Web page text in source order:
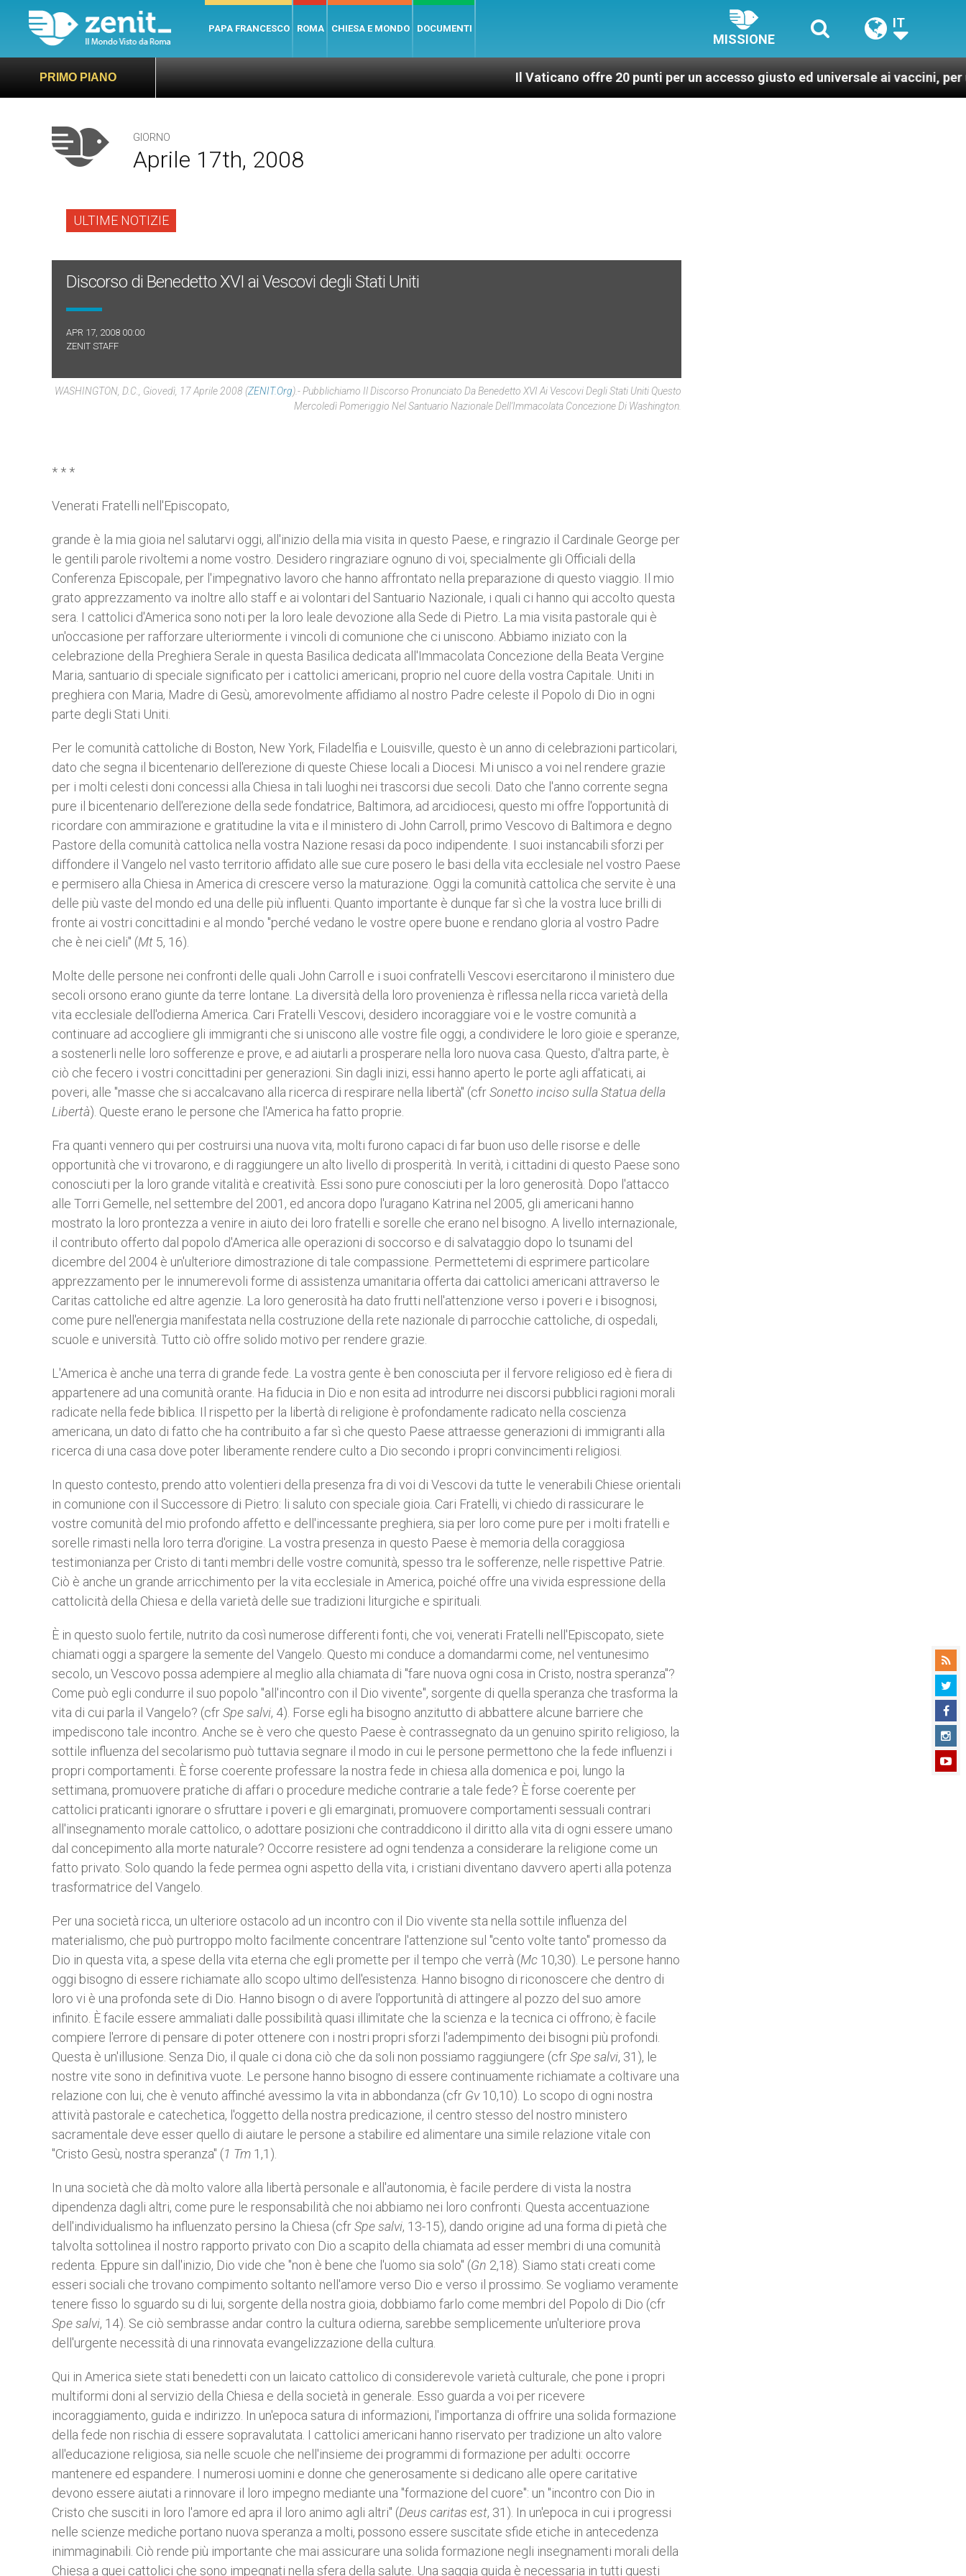
PAPA FRANCESCO ROMA CHIESA E MONDO DOCUMENTI
MISSIONE
IT
PRIMO PIANO Il Vaticano offre 20 punti per un accesso giusto ed universale ai vaccini, per un mondo
GIORNO
Aprile 17th, 2008
ULTIME NOTIZIE
Discorso di Benedetto XVI ai Vescovi degli Stati Uniti
APR 17, 2008 00:00
ZENIT STAFF
WASHINGTON, D.C., Giovedì, 17 Aprile 2008 (ZENIT.org).- Pubblichiamo Il Discorso Pronunciato Da Benedetto XVI Ai Vescovi Degli Stati Uniti Questo
Mercoledì Pomeriggio Nel Santuario Nazionale Dell'Immacolata Concezione Di Washington.
* * *
Venerati Fratelli nell'Episcopato,
grande è la mia gioia nel salutarvi oggi, all'inizio della mia visita in questo Paese, e ringrazio il Cardinale George per
le gentili parole rivoltemi a nome vostro. Desidero ringraziare ognuno di voi, specialmente gli Officiali della
Conferenza Episcopale, per l'impegnativo lavoro che hanno affrontato nella preparazione di questo viaggio. Il mio
grato apprezzamento va inoltre allo staff e ai volontari del Santuario Nazionale, i quali ci hanno qui accolto questa
sera. I cattolici d'America sono noti per la loro leale devozione alla Sede di Pietro. La mia visita pastorale qui è
un'occasione per rafforzare ulteriormente i vincoli di comunione che ci uniscono. Abbiamo iniziato con la
celebrazione della Preghiera Serale in questa Basilica dedicata all'Immacolata Concezione della Beata Vergine
Maria, santuario di speciale significato per i cattolici americani, proprio nel cuore della vostra Capitale. Uniti in
preghiera con Maria, Madre di Gesù, amorevolmente affidiamo al nostro Padre celeste il Popolo di Dio in ogni
parte degli Stati Uniti.
Per le comunità cattoliche di Boston, New York, Filadelfia e Louisville, questo è un anno di celebrazioni particolari,
dato che segna il bicentenario dell'erezione di queste Chiese locali a Diocesi. Mi unisco a voi nel rendere grazie
per i molti celesti doni concessi alla Chiesa in tali luoghi nei trascorsi due secoli. Dato che l'anno corrente segna
pure il bicentenario dell'erezione della sede fondatrice, Baltimora, ad arcidiocesi, questo mi offre l'opportunità di
ricordare con ammirazione e gratitudine la vita e il ministero di John Carroll, primo Vescovo di Baltimora e degno
Pastore della comunità cattolica nella vostra Nazione resasi da poco indipendente. I suoi instancabili sforzi per
diffondere il Vangelo nel vasto territorio affidato alle sue cure posero le basi della vita ecclesiale nel vostro Paese
e permisero alla Chiesa in America di crescere verso la maturazione. Oggi la comunità cattolica che servite è una
delle più vaste del mondo ed una delle più influenti. Quanto importante è dunque far sì che la vostra luce brilli di
fronte ai vostri concittadini e al mondo "perché vedano le vostre opere buone e rendano gloria al vostro Padre
che è nei cieli" (Mt 5, 16).
Molte delle persone nei confronti delle quali John Carroll e i suoi confratelli Vescovi esercitarono il ministero due
secoli orsono erano giunte da terre lontane. La diversità della loro provenienza è riflessa nella ricca varietà della
vita ecclesiale dell'odierna America. Cari Fratelli Vescovi, desidero incoraggiare voi e le vostre comunità a
continuare ad accogliere gli immigranti che si uniscono alle vostre file oggi, a condividere le loro gioie e speranze,
a sostenerli nelle loro sofferenze e prove, e ad aiutarli a prosperare nella loro nuova casa. Questo, d'altra parte, è
ciò che fecero i vostri concittadini per generazioni. Sin dagli inizi, essi hanno aperto le porte agli affaticati, ai
poveri, alle "masse che si accalcavano alla ricerca di respirare nella libertà" (cfrSonetto inciso sulla Statua della
Libertà). Queste erano le persone che l'America ha fatto proprie.
Fra quanti vennero qui per costruirsi una nuova vita, molti furono capaci di far buon uso delle risorse e delle
opportunità che vi trovarono, e di raggiungere un alto livello di prosperità. In verità, i cittadini di questo Paese sono
conosciuti per la loro grande vitalità e creatività. Essi sono pure conosciuti per la loro generosità. Dopo l'attacco
alle Torri Gemelle, nel settembre del 2001, ed ancora dopo l'uragano Katrina nel 2005, gli americani hanno
mostrato la loro prontezza a venire in aiuto dei loro fratelli e sorelle che erano nel bisogno. A livello internazionale,
il contributo offerto dal popolo d'America alle operazioni di soccorso e di salvataggio dopo lo tsunami del
dicembre del 2004 è un'ulteriore dimostrazione di tale compassione. Permettetemi di esprimere particolare
apprezzamento per le innumerevoli forme di assistenza umanitaria offerta dai cattolici americani attraverso le
Caritas cattoliche ed altre agenzie. La loro generosità ha dato frutti nell'attenzione verso i poveri e i bisognosi,
come pure nell'energia manifestata nella costruzione della rete nazionale di parrocchie cattoliche, di ospedali,
scuole e università. Tutto ciò offre solido motivo per rendere grazie.
L'America è anche una terra di grande fede. La vostra gente è ben conosciuta per il fervore religioso ed è fiera di
appartenere ad una comunità orante. Ha fiducia in Dio e non esita ad introdurre nei discorsi pubblici ragioni morali
radicate nella fede biblica. Il rispetto per la libertà di religione è profondamente radicato nella coscienza
americana, un dato di fatto che ha contribuito a far sì che questo Paese attraesse generazioni di immigranti alla
ricerca di una casa dove poter liberamente rendere culto a Dio secondo i propri convincimenti religiosi.
In questo contesto, prendo atto volentieri della presenza fra di voi di Vescovi da tutte le venerabili Chiese orientali
in comunione con il Successore di Pietro: li saluto con speciale gioia. Cari Fratelli, vi chiedo di rassicurare le
vostre comunità del mio profondo affetto e dell'incessante preghiera, sia per loro come pure per i molti fratelli e
sorelle rimasti nella loro terra d'origine. La vostra presenza in questo Paese è memoria della coraggiosa
testimonianza per Cristo di tanti membri delle vostre comunità, spesso tra le sofferenze, nelle rispettive Patrie.
Ciò è anche un grande arricchimento per la vita ecclesiale in America, poiché offre una vivida espressione della
cattolicità della Chiesa e della varietà delle sue tradizioni liturgiche e spirituali.
È in questo suolo fertile, nutrito da così numerose differenti fonti, che voi, venerati Fratelli nell'Episcopato, siete
chiamati oggi a spargere la semente del Vangelo. Questo mi conduce a domandarmi come, nel ventunesimo
secolo, un Vescovo possa adempiere al meglio alla chiamata di "fare nuova ogni cosa in Cristo, nostra speranza"?
Come può egli condurre il suo popolo "all'incontro con il Dio vivente", sorgente di quella speranza che trasforma la
vita di cui parla il Vangelo? (cfrSpe salvi, 4). Forse egli ha bisogno anzitutto di abbattere alcune barriere che
impediscono tale incontro. Anche se è vero che questo Paese è contrassegnato da un genuino spirito religioso, la
sottile influenza del secolarismo può tuttavia segnare il modo in cui le persone permettono che la fede influenzi i
propri comportamenti. È forse coerente professare la nostra fede in chiesa alla domenica e poi, lungo la
settimana, promuovere pratiche di affari o procedure mediche contrarie a tale fede? È forse coerente per
cattolici praticanti ignorare o sfruttare i poveri e gli emarginati, promuovere comportamenti sessuali contrari
all'insegnamento morale cattolico, o adottare posizioni che contraddicono il diritto alla vita di ogni essere umano
dal concepimento alla morte naturale? Occorre resistere ad ogni tendenza a considerare la religione come un
fatto privato. Solo quando la fede permea ogni aspetto della vita, i cristiani diventano davvero aperti alla potenza
trasformatrice del Vangelo.
Per una società ricca, un ulteriore ostacolo ad un incontro con il Dio vivente sta nella sottile influenza del
materialismo, che può purtroppo molto facilmente concentrare l'attenzione sul "cento volte tanto" promesso da
Dio in questa vita, a spese della vita eterna che egli promette per il tempo che verrà (Mc 10,30). Le persone hanno
oggi bisogno di essere richiamate allo scopo ultimo dell'esistenza. Hanno bisogno di riconoscere che dentro di
loro vi è una profonda sete di Dio. Hanno bisogn o di avere l'opportunità di attingere al pozzo del suo amore
infinito. È facile essere ammaliati dalle possibilità quasi illimitate che la scienza e la tecnica ci offrono; è facile
compiere l'errore di pensare di poter ottenere con i nostri propri sforzi l'adempimento dei bisogni più profondi.
Questa è un'illusione. Senza Dio, il quale ci dona ciò che da soli non possiamo raggiungere (cfrSpe salvi, 31), le
nostre vite sono in definitiva vuote. Le persone hanno bisogno di essere continuamente richiamate a coltivare una
relazione con lui, che è venuto affinché avessimo la vita in abbondanza (cfr Gv10,10). Lo scopo di ogni nostra
attività pastorale e catechetica, l'oggetto della nostra predicazione, il centro stesso del nostro ministero
sacramentale deve esser quello di aiutare le persone a stabilire ed alimentare una simile relazione vitale con
"Cristo Gesù, nostra speranza" (1 Tm 1,1).
In una società che dà molto valore alla libertà personale e all'autonomia, è facile perdere di vista la nostra
dipendenza dagli altri, come pure le responsabilità che noi abbiamo nei loro confronti. Questa accentuazione
dell'individualismo ha influenzato persino la Chiesa (cfrSpe salvi, 13-15), dando origine ad una forma di pietà che
talvolta sottolinea il nostro rapporto privato con Dio a scapito della chiamata ad esser membri di una comunità
redenta. Eppure sin dall'inizio, Dio vide che "non è bene che l'uomo sia solo" (Gn 2,18). Siamo stati creati come
esseri sociali che trovano compimento soltanto nell'amore verso Dio e verso il prossimo. Se vogliamo veramente
tenere fisso lo sguardo su di lui, sorgente della nostra gioia, dobbiamo farlo come membri del Popolo di Dio (cfr
Spe salvi, 14). Se ciò sembrasse andar contro la cultura odierna, sarebbe semplicemente un'ulteriore prova
dell'urgente necessità di una rinnovata evangelizzazione della cultura.
Qui in America siete stati benedetti con un laicato cattolico di considerevole varietà culturale, che pone i propri
multiformi doni al servizio della Chiesa e della società in generale. Esso guarda a voi per ricevere
incoraggiamento, guida e indirizzo. In un'epoca satura di informazioni, l'importanza di offrire una solida formazione
della fede non rischia di essere sopravalutata. I cattolici americani hanno riservato per tradizione un alto valore
all'educazione religiosa, sia nelle scuole che nell'insieme dei programmi di formazione per adulti: occorre
mantenere ed espandere. I numerosi uomini e donne che generosamente si dedicano alle opere caritative
devono essere aiutati a rinnovare il loro impegno mediante una "formazione del cuore": un "incontro con Dio in
Cristo che susciti in loro l'amore ed apra il loro animo agli altri" (Deus caritas est, 31). In un'epoca in cui i progressi
nelle scienze mediche portano nuova speranza a molti, possono essere suscitate sfide etiche in antecedenza
inimmaginabili. Ciò rende più importante che mai assicurare una solida formazione negli insegnamenti morali della
Chiesa a quei cattolici che sono impegnati nella sfera della salute. Una saggia guida è necessaria in tutti questi